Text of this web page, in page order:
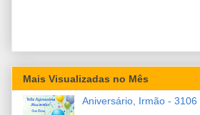
Mais Visualizadas no Mês
Aniversário, Irmão - 3106